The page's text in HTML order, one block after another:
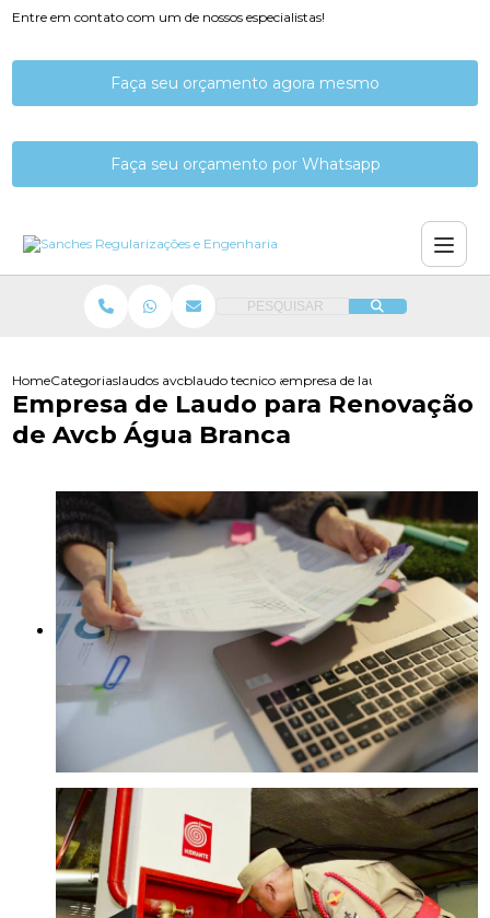
Entre em contato com um de nossos especialistas!
Faça seu orçamento agora mesmo
Faça seu orçamento por Whatsapp
PESQUISAR
HomeCategoriaslaudos avcblaudo tecnico avcbempresa de laudo para
Empresa de Laudo para Renovação
de Avcb Água Branca